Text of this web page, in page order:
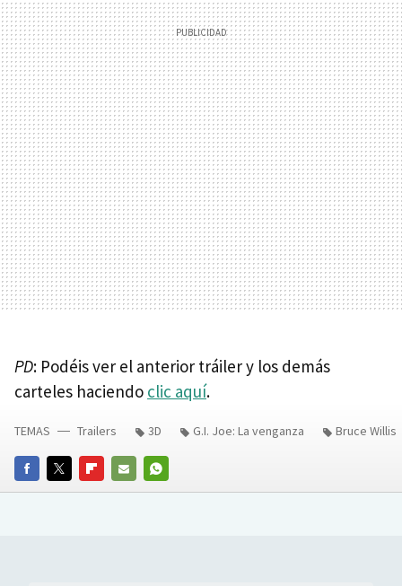
PD: Podéis ver el anterior tráiler y los demás
carteles haciendo clic aquí.
FACEBOOKTWITTERFLIPBOARD
E-
WHATSAPP
TEMAS Trailers 3D G.I. Joe: La venganza Bruce Willis